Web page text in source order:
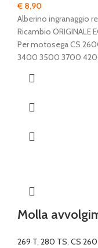
€ 8,90
Alberino ingranaggio
Ricambio ORIGINALE
Per motosega CS
3400 3500 3700
Molla
269 T, 280 TS, CS